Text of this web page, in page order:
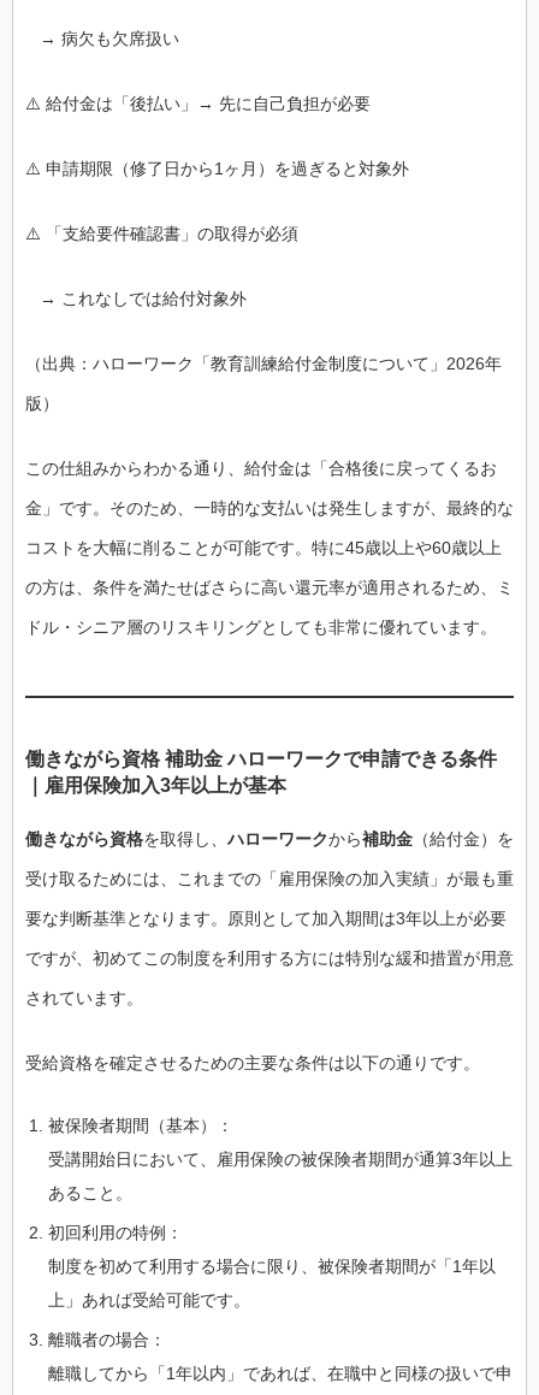
→ 病欠も欠席扱い
⚠️ 給付金は「後払い」→ 先に自己負担が必要
⚠️ 申請期限（修了日から1ヶ月）を過ぎると対象外
⚠️ 「支給要件確認書」の取得が必須
→ これなしでは給付対象外
（出典：ハローワーク「教育訓練給付金制度について」2026年
版）
この仕組みからわかる通り、給付金は「合格後に戻ってくるお
金」です。そのため、一時的な支払いは発生しますが、最終的な
コストを大幅に削ることが可能です。特に45歳以上や60歳以上
の方は、条件を満たせばさらに高い還元率が適用されるため、ミ
ドル・シニア層のリスキリングとしても非常に優れています。
働きながら資格 補助金 ハローワークで申請できる条件
｜雇用保険加入3年以上が基本
働きながら資格を取得し、ハローワークから補助金 （給付金）を
受け取るためには、これまでの「雇用保険の加入実績」が最も重
要な判断基準となります。原則として加入期間は3年以上が必要
ですが、初めてこの制度を利用する方には特別な緩和措置が用意
されています。
受給資格を確定させるための主要な条件は以下の通りです。
被保険者期間（基本）：
受講開始日において、雇用保険の被保険者期間が通算3年以上
あること。
初回利用の特例：
制度を初めて利用する場合に限り、被保険者期間が「1年以
上」あれば受給可能です。
離職者の場合：
離職してから「1年以内」であれば、在職中と同様の扱いで申